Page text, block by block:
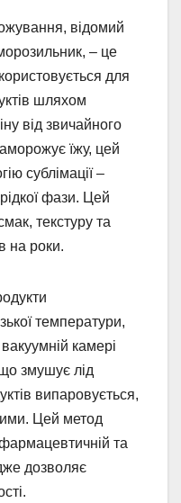
відомий
– це
для
шляхом
від звичайного
їжу, цей
сублімації –
фази. Цей
текстуру та
на роки.
температури,
камері
змушує лід
випаровується,
Цей метод
та
дозволяє